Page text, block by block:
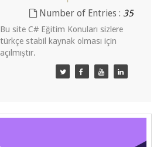
Number of Entries :35
stabil kaynak olması için açılmıştır.